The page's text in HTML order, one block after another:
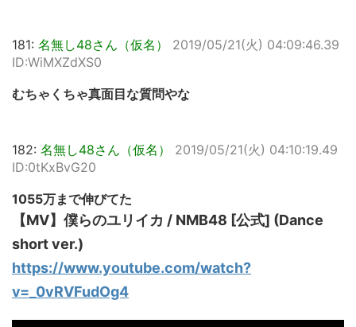
181: 名無し48さん（仮名）
2019/05/21(火) 04:09:46.39
ID:WiMXZdXS0
むちゃくちゃ真面目な質問やな
182: 名無し48さん（仮名）
2019/05/21(火) 04:10:19.49
ID:0tKxBvG20
1055万まで伸びてた
【MV】僕らのユリイカ / NMB48 [公式] (Dance
short ver.)
https://www.youtube.com/watch?
v=_0vRVFudOg4